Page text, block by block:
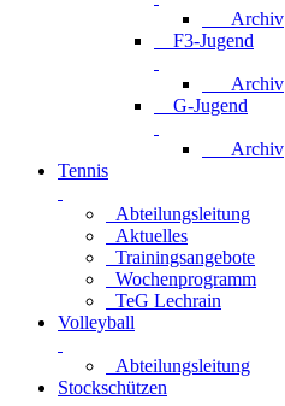
Archiv
F3-Jugend
Archiv
G-Jugend
Archiv
Tennis
Abteilungsleitung
Aktuelles
Trainingsangebote
Wochenprogramm
TeG Lechrain
Volleyball
Abteilungsleitung
Stockschützen